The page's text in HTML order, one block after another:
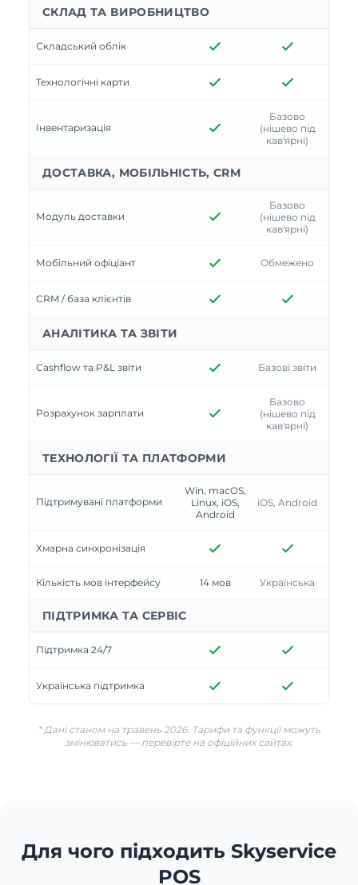
СКЛАД ТА ВИРОБНИЦТВО
Складський облік
Технологічні карти
Інвентаризація
Базово
(нішево під
кав'ярні)
ДОСТАВКА, МОБІЛЬНІСТЬ, CRM
Модуль доставки
Базово
(нішево під
кав'ярні)
Мобільний офіціант Обмежено
CRM / база клієнтів
АНАЛІТИКА ТА ЗВІТИ
Cashflow та P&L звіти Базові звіти
Розрахунок зарплати
Базово
(нішево під
кав'ярні)
ТЕХНОЛОГІЇ ТА ПЛАТФОРМИ
Підтримувані платформи
Win, macOS,
Linux, iOS,
Android
iOS, Android
Хмарна синхронізація
Кількість мов інтерфейсу 14 мов Українська
ПІДТРИМКА ТА СЕРВІС
Підтримка 24/7
Українська підтримка
* Дані станом на травень 2026. Тарифи та функції можуть
змінюватись — перевірте на офіційних сайтах.
Для чого підходить Skyservice
POS